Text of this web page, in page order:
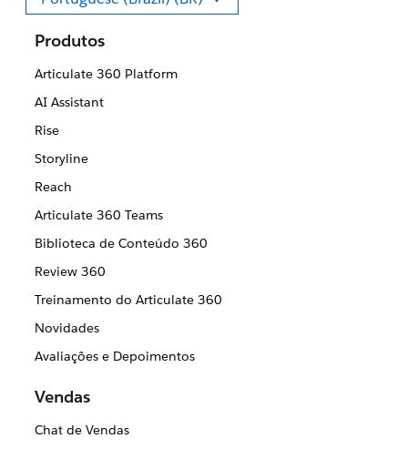
Selecione seu idioma
Produtos
Articulate 360 Platform
AI Assistant
Rise
Storyline
Reach
Articulate 360 Teams
Biblioteca de Conteúdo 360
Review 360
Treinamento do Articulate 360
Novidades
Avaliações e Depoimentos
Vendas
Chat de Vendas